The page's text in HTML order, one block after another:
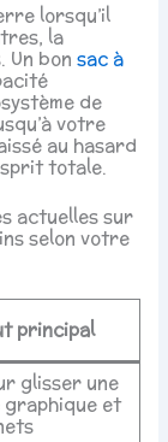
lorsqu’il
la
Un bonsac à
de
votre
au hasard
totale.
actuelles sur
selon votre
principal
glisser une
et